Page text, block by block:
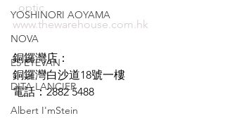
YOSHINORI AOYAMA
NOVA
E5 EYEVAN
DITA LANCIER
Albert I'mStein
_optic
www.thewarehouse.com.hk
銅鑼灣店：
銅鑼灣白沙道18號一樓
電話：2882 5488